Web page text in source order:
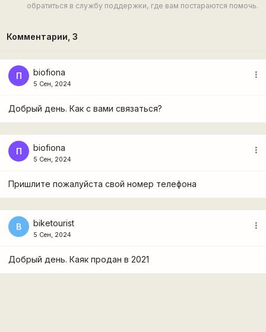
обратиться в службу поддержки, где вам постараются помочь.
Комментарии, 3
П biofiona
5 Сен, 2024
more_vert
Добрый день. Как с вами связаться?
П biofiona
5 Сен, 2024
more_vert
Пришлите пожалуйста свой номер телефона
B biketourist
5 Сен, 2024
more_vert
Добрый день. Каяк продан в 2021